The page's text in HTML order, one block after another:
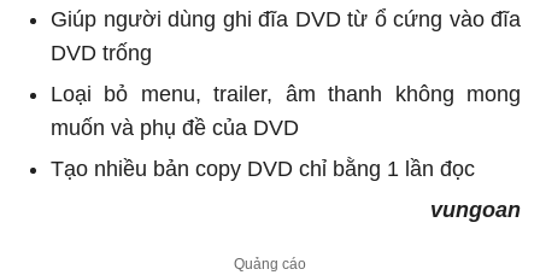
Giúp người dùng ghi đĩa DVD từ ổ cứng vào đĩa
DVD trống
Loại bỏ menu, trailer, âm thanh không mong
muốn và phụ đề của DVD
Tạo nhiều bản copy DVD chỉ bằng 1 lần đọc
vungoan